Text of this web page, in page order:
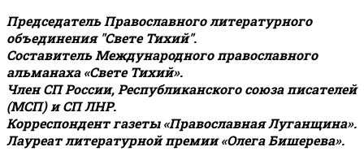
Председатель Православного литературного
объединения "Свете Тихий".
Составитель Международного православного
альманаха «Свете Тихий».
Член СП России, Республиканского союза писателей
(МСП) и СП ЛНР.
Корреспондент газеты «Православная Луганщина».
Лауреат литературной премии «Олега Бишерева».